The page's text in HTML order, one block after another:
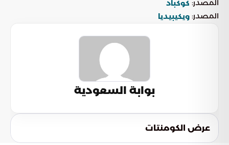
المصدر: كوكباد
المصدر: ويكيبيديا
بوابة السعودية
عرض الكومنتات